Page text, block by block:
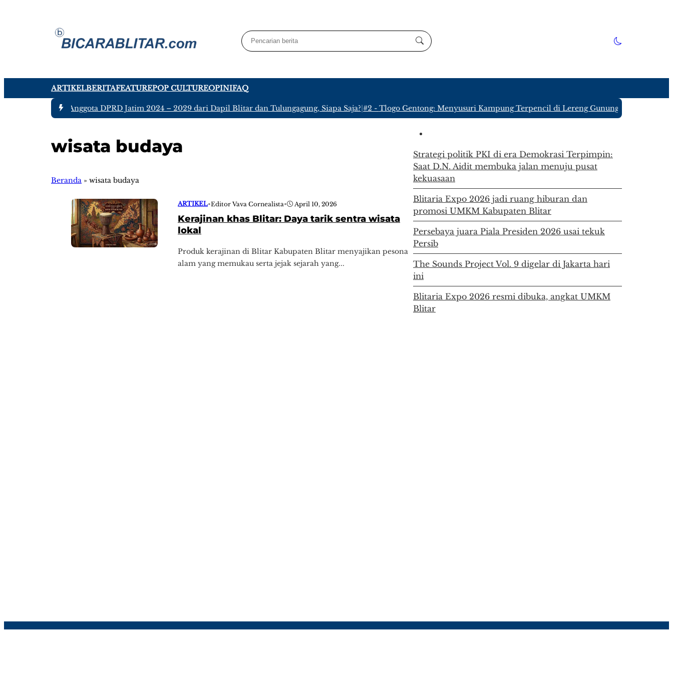
ARTIKELBERITAFEATUREPOP CULTUREOPINIFAQ
Ada tujuh Anggota DPRD Jatim 2024 – 2029 dari Dapil Blitar dan Tulungagung, Siapa Saja?|#2 - Tlogo Gentong: Menyusuri Kampung Terpencil di Lereng Gunung Kawi Blitar
wisata budaya
Beranda » wisata budaya
ARTIKEL•Editor Vava Cornealista• April 10, 2026
Kerajinan khas Blitar: Daya tarik sentra wisata
lokal
Produk kerajinan di Blitar Kabupaten Blitar menyajikan pesona
alam yang memukau serta jejak sejarah yang...
Strategi politik PKI di era Demokrasi Terpimpin:
Saat D.N. Aidit membuka jalan menuju pusat
kekuasaan
Blitaria Expo 2026 jadi ruang hiburan dan
promosi UMKM Kabupaten Blitar
Persebaya juara Piala Presiden 2026 usai tekuk
Persib
The Sounds Project Vol. 9 digelar di Jakarta hari
ini
Blitaria Expo 2026 resmi dibuka, angkat UMKM
Blitar